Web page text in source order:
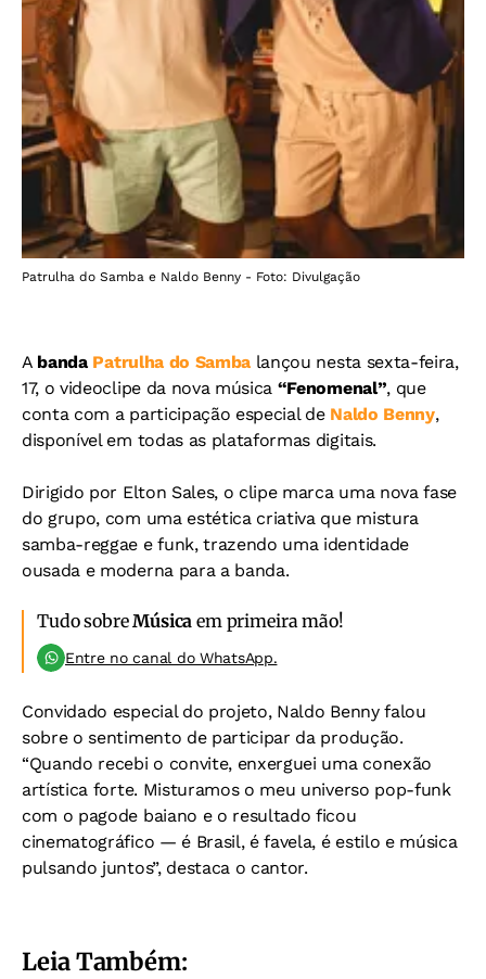
Patrulha do Samba e Naldo Benny - Foto: Divulgação
A banda Patrulha do Samba lançou nesta sexta-feira,
17, o videoclipe da nova música “Fenomenal”, que
conta com a participação especial de Naldo Benny,
disponível em todas as plataformas digitais.
Dirigido por Elton Sales, o clipe marca uma nova fase
do grupo, com uma estética criativa que mistura
samba-reggae e funk, trazendo uma identidade
ousada e moderna para a banda.
Tudo sobreMúsica em primeira mão!
Entre no canal do WhatsApp.
Convidado especial do projeto, Naldo Benny falou
sobre o sentimento de participar da produção.
“Quando recebi o convite, enxerguei uma conexão
artística forte. Misturamos o meu universo pop-funk
com o pagode baiano e o resultado ficou
cinematográfico — é Brasil, é favela, é estilo e música
pulsando juntos”, destaca o cantor.
Leia Também: